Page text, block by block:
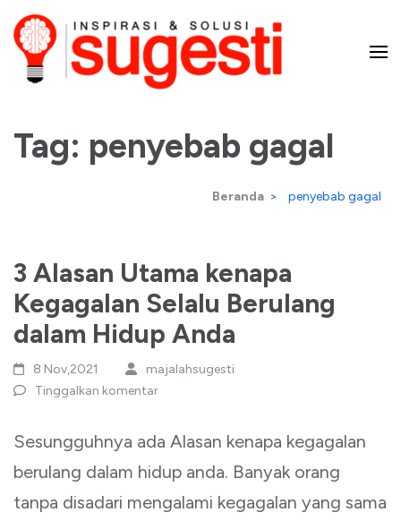
Lompat
ke
konten
Enter)
dan Solusi
Tag: penyebab gagal
Beranda > penyebab gagal
3 Alasan Utama kenapa
Kegagalan Selalu Berulang
dalam Hidup Anda
8 Nov,2021
majalahsugesti
Tinggalkan komentar
Sesungguhnya ada Alasan kenapa kegagalan
berulang dalam hidup anda. Banyak orang
tanpa disadari mengalami kegagalan yang sama